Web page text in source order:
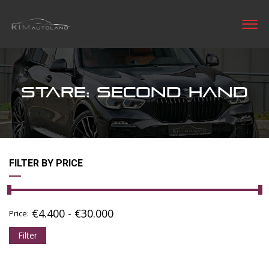
STARE: SECOND HAND
FILTER BY PRICE
Price: €4.400 - €30.000
Filter